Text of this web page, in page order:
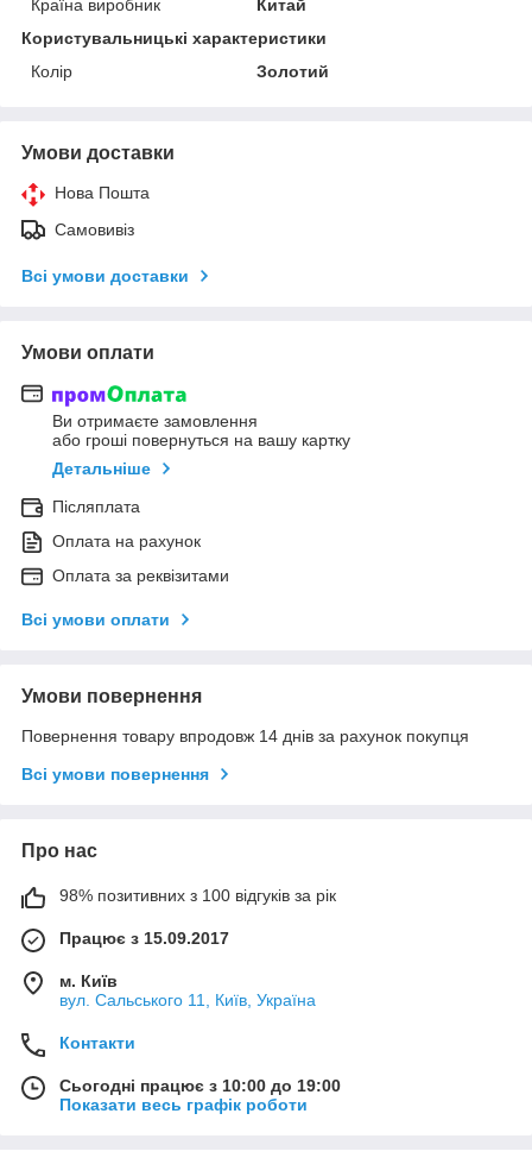
Країна виробник
Китай
Користувальницькі характеристики
Колір
Золотий
Умови доставки
Нова Пошта
Самовивіз
Всі умови доставки
Умови оплати
Ви отримаєте замовлення
або гроші повернуться на вашу картку
Детальніше
Післяплата
Оплата на рахунок
Оплата за реквізитами
Всі умови оплати
Умови повернення
Повернення товару впродовж 14 днів за рахунок покупця
Всі умови повернення
Про нас
98% позитивних з 100 відгуків за рік
Працює з 15.09.2017
м. Київ
вул. Сальського 11, Київ, Україна
Контакти
Сьогодні працює з 10:00 до 19:00
Показати весь графік роботи